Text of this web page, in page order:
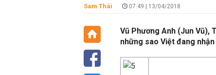
Sam Thái 07:49 | 13/04/2018
Vũ Phương Anh (Jun Vũ),
những sao Việt đang